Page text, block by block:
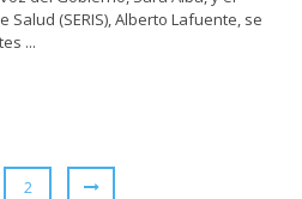
Salud (SERIS), Alberto Lafuente, se
...
2